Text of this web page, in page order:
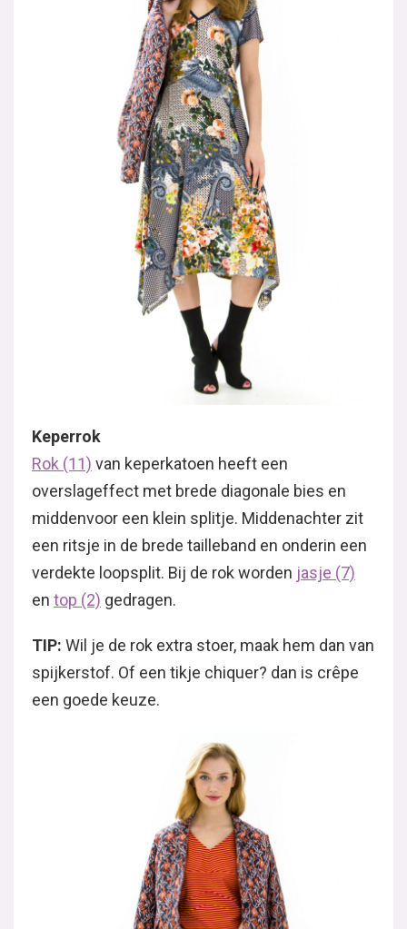
Keperrok
Rok (11) van keperkatoen heeft een
overslageffect met brede diagonale bies en
middenvoor een klein splitje. Middenachter zit
een ritsje in de brede tailleband en onderin een
verdekte loopsplit. Bij de rok worden jasje (7)
en top (2) gedragen.
TIP: Wil je de rok extra stoer, maak hem dan van
spijkerstof. Of een tikje chiquer? dan is crêpe
een goede keuze.